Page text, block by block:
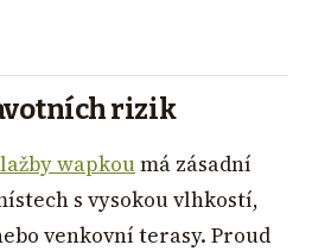
rizik
wapkoumá zásadní
s vysokou vlhkostí,
venkovní terasy. Proud